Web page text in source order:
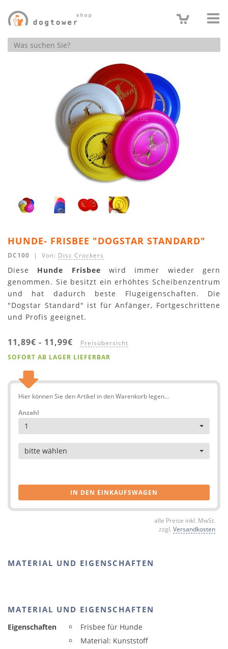
Produktsuche
HUNDE- FRISBEE "DOGSTAR STANDARD"
DC100 | Von: Disc Crockers
Diese Hunde Frisbee wird immer wieder gern
genommen. Sie besitzt ein erhöhtes Scheibenzentrum
und hat dadurch beste Flugeigenschaften. Die
"Dogstar Standard" ist für Anfänger, Fortgeschrittene
und Profis geeignet.
11,89€ - 11,99€ Preisübersicht
SOFORT AB LAGER LIEFERBAR
Hier können Sie den Artikel in den Warenkorb legen...
Anzahl
1
Artikel
bitte wählen
IN DEN EINKAUFSWAGEN
alle Preise inkl. MwSt.
zzgl. Versandkosten
MATERIAL UND EIGENSCHAFTEN
MATERIAL UND EIGENSCHAFTEN
Eigenschaften
Frisbee für Hunde
Material: Kunststoff